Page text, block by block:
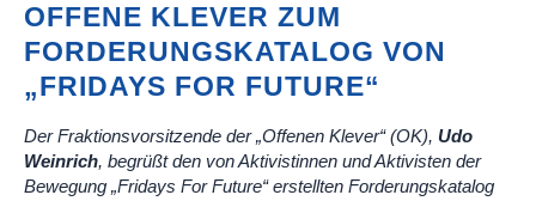
OFFENE KLEVER ZUM
FORDERUNGSKATALOG VON
„FRIDAYS FOR FUTURE“
Der Fraktionsvorsitzende der „Offenen Klever“ (OK), Udo
Weinrich, begrüßt den von Aktivistinnen und Aktivisten der
Bewegung „Fridays For Future“ erstellten Forderungskatalog